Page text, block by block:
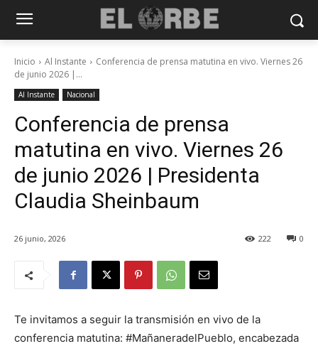
Inicio Al Instante
Conferencia de prensa matutina en vivo. Viernes 26
de junio 2026 |...
Al Instante Nacional
Conferencia de prensa
matutina en vivo. Viernes 26
de junio 2026 | Presidenta
Claudia Sheinbaum
26 junio, 2026 0
222
Te invitamos a seguir la transmisión en vivo de la
conferencia matutina: #MañaneradelPueblo, encabezada